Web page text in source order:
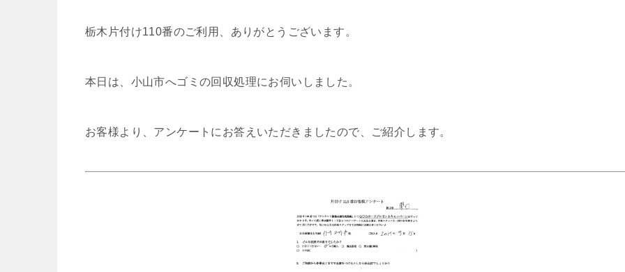
栃木片付け110番のご利用、ありがとうございます。
本日は、小山市へゴミの回収処理にお伺いしました。
お客様より、アンケートにお答えいただきましたので、ご紹介します。